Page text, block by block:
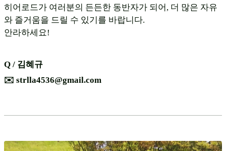
히어로드가 여러분의 든든한 동반자가 되어, 더 많은 자유
와 즐거움을 드릴 수 있기를 바랍니다.
안라하세요!
Q / 김혜규
✉️ strlla4536@gmail.com